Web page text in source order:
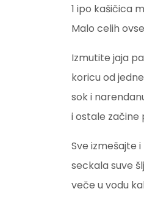
1 ipo kašičica
Malo celih
Izmutite jaja
koricu od
sok i
i ostale začine
Sve izmešajte
seckala suve
veče u vodu